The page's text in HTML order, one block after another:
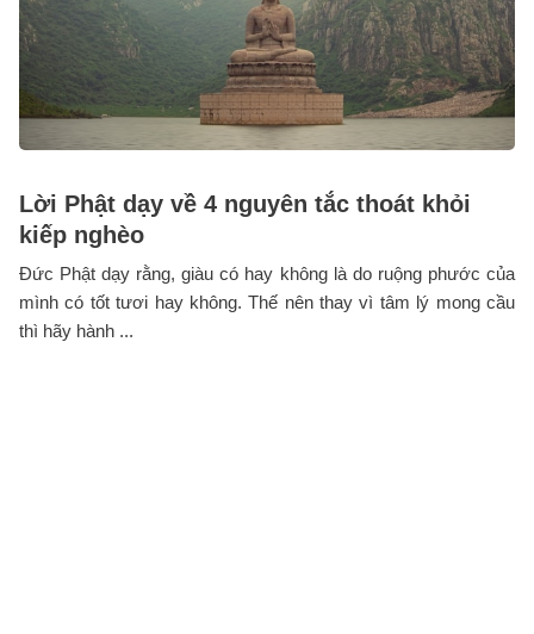
Lời Phật dạy về 4 nguyên tắc thoát khỏi
kiếp nghèo
Đức Phật dạy rằng, giàu có hay không là do ruộng phước của
mình có tốt tươi hay không. Thế nên thay vì tâm lý mong cầu
thì hãy hành ...